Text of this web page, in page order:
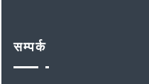
सम्पर्क